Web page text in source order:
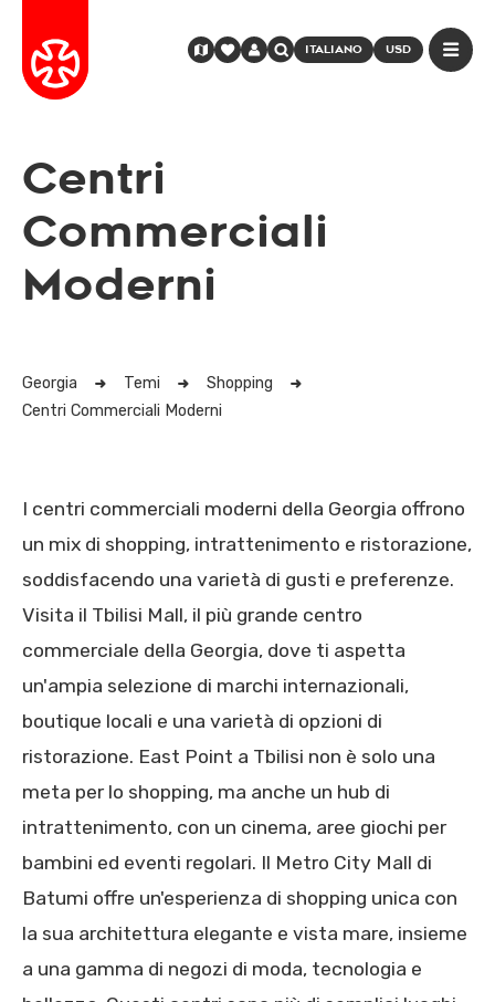
ITALIANO USD
Centri
Commerciali
Moderni
Georgia Temi
Shopping
Centri Commerciali Moderni
I centri commerciali moderni della Georgia offrono
un mix di shopping, intrattenimento e ristorazione,
soddisfacendo una varietà di gusti e preferenze.
Visita il Tbilisi Mall, il più grande centro
commerciale della Georgia, dove ti aspetta
un'ampia selezione di marchi internazionali,
boutique locali e una varietà di opzioni di
ristorazione. East Point a Tbilisi non è solo una
meta per lo shopping, ma anche un hub di
intrattenimento, con un cinema, aree giochi per
bambini ed eventi regolari. Il Metro City Mall di
Batumi offre un'esperienza di shopping unica con
la sua architettura elegante e vista mare, insieme
a una gamma di negozi di moda, tecnologia e